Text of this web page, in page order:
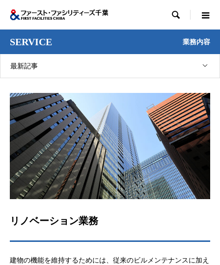

SERVICE 業務内容
最新記事
リノベーション業務
建物の機能を維持するためには、従来のビルメンテナンスに加え